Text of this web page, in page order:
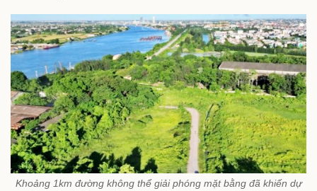
Khoảng 1km đường không thể giải phóng mặt bằng đã khiến dự